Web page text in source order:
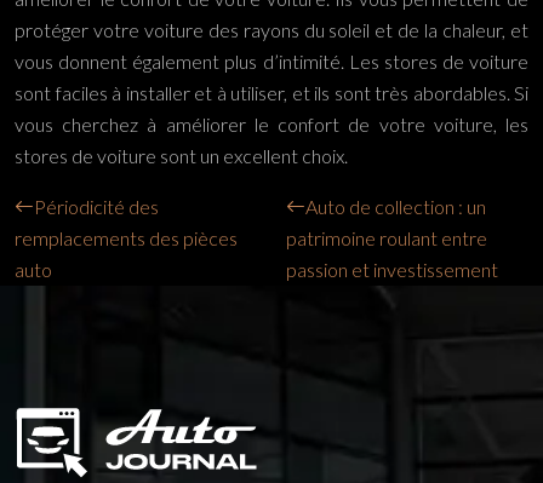
protéger votre voiture des rayons du soleil et de la chaleur, et
vous donnent également plus d’intimité. Les stores de voiture
sont faciles à installer et à utiliser, et ils sont très abordables. Si
vous cherchez à améliorer le confort de votre voiture, les
stores de voiture sont un excellent choix.
Périodicité des
remplacements des pièces
auto
Auto de collection : un
patrimoine roulant entre
passion et investissement